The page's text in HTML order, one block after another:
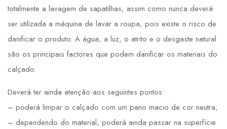
totalmente a lavagem de sapatilhas, assim como nunca deverá
ser utilizada a máquina de lavar a roupa, pois existe o risco de
danificar o produto. A água, a luz, o atrito e o desgaste natural
são os principais factores que podem danificar os materiais do
calçado.
Deverá ter ainda atenção aos seguintes pontos:
– poderá limpar o calçado com um pano macio de cor neutra;
– dependendo do material, poderá ainda passar na superfície